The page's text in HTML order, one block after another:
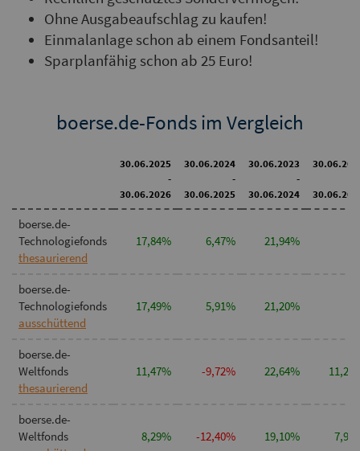
Ohne Ausgabeaufschlag zu kaufen!
Einmalanlage schon ab einem Fondsanteil!
Sparplanfähig schon ab 25 Euro!
boerse.de-Fonds im Vergleich
30.06.2025
-
30.06.2026
30.06.2024
-
30.06.2025
30.06.2023
-
30.06.2024
boerse.de-
Technologiefonds
thesaurierend
17,84% 6,47% 21,94%
boerse.de-
Technologiefonds
ausschüttend
17,49% 5,91% 21,20%
boerse.de-
Weltfonds
thesaurierend
11,47% -9,72% 22,64%
boerse.de-
Weltfonds
8,29% -12,40% 19,10%